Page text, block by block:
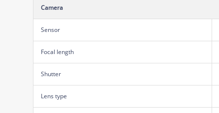
Camera
Sensor
Focal length
Shutter
Lens type